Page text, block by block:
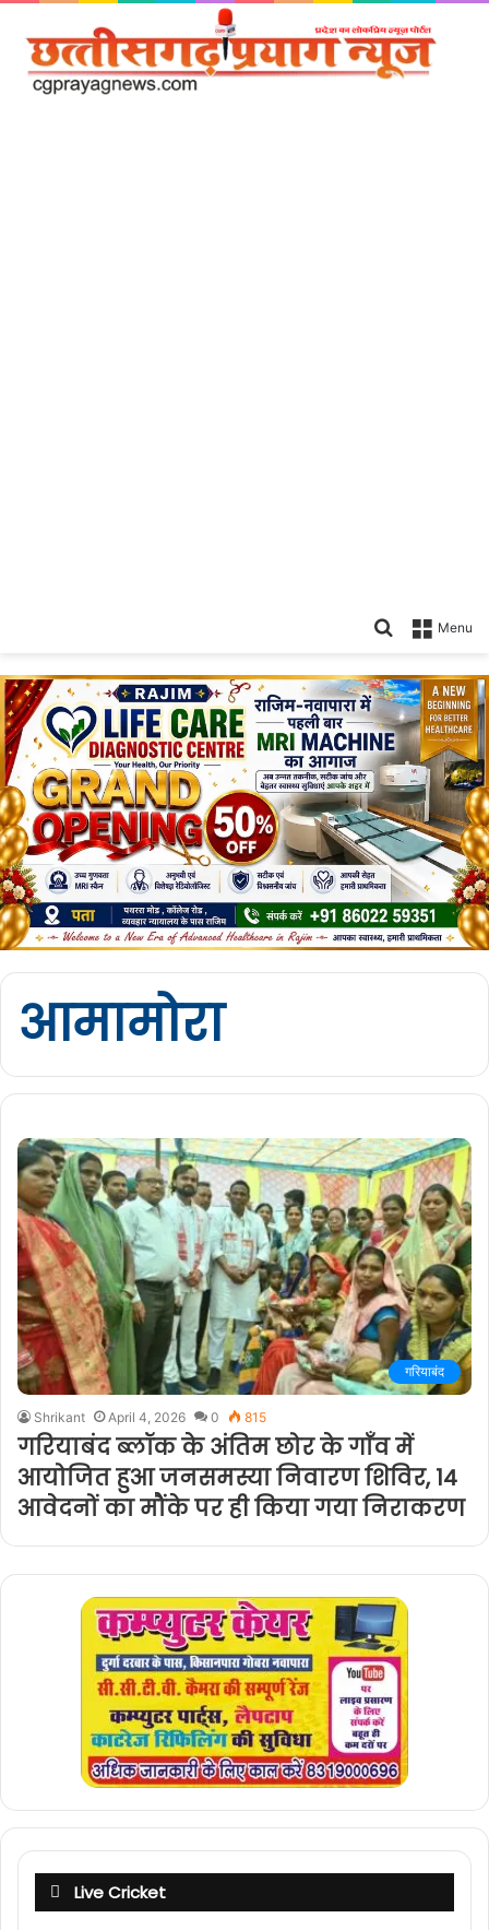
Menu
Search
आमामोरा
गरियाबंद
Shrikant April 4, 2026 0 815
गरियाबंद ब्लॉक के अंतिम छोर के गाँव में
आयोजित हुआ जनसमस्या निवारण शिविर, 14
आवेदनों का मौंके पर ही किया गया निराकरण
Live Cricket